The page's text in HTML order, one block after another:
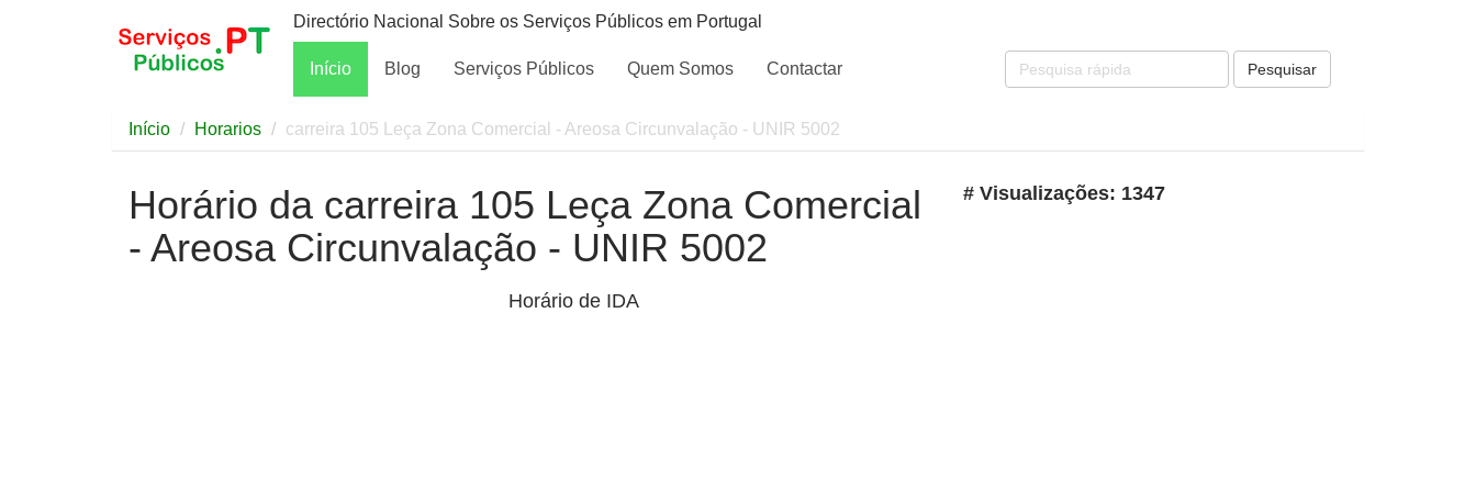
Directório Nacional Sobre os Serviços Públicos em Portugal
Início Blog Serviços Públicos Quem Somos Contactar Pesquisar
Início Horarios carreira 105 Leça Zona Comercial - Areosa Circunvalação - UNIR 5002
Horário da carreira 105 Leça Zona Comercial
- Areosa Circunvalação - UNIR 5002
Horário de IDA
# Visualizações: 1347